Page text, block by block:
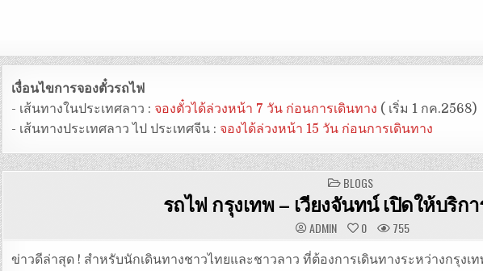
เงื่อนไขการจองตั๋วรถไฟ
- เส้นทางในประเทศลาว : จองตั๋วได้ล่วงหน้า 7 วัน ก่อนการเดินทาง ( เริ่ม 1 กค.2568)
- เส้นทางประเทศลาว ไป ประเทศจีน : จองได้ล่วงหน้า 15 วัน ก่อนการเดินทาง
POSTED
IN
BLOGS
รถไฟ กรุงเทพ – เวียงจันทน์ เปิดให้บริกา
ADMIN 0 755
ข่าวดีล่าสุด ! สำหรับนักเดินทางชาวไทยและชาวลาว ที่ต้องการเดินทางระหว่างกรุงเ